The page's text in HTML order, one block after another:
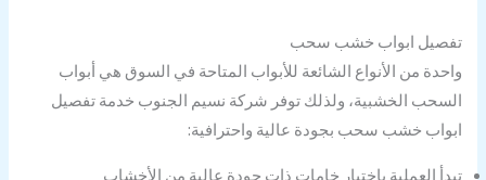
تفصيل ابواب خشب سحب
واحدة من الأنواع الشائعة للأبواب المتاحة في السوق هي أبواب
السحب الخشبية، ولذلك توفر شركة نسيم الجنوب خدمة تفصيل
ابواب خشب سحب بجودة عالية واحترافية:
تبدأ العملية باختيار خامات ذات جودة عالية من الأخشاب